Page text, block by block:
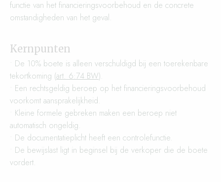
functie van het financieringsvoorbehoud en de concrete
omstandigheden van het geval.
Kernpunten
• De 10% boete is alleen verschuldigd bij een toerekenbare
tekortkoming (art. 6:74 BW).
• Een rechtsgeldig beroep op het financieringsvoorbehoud
voorkomt aansprakelijkheid.
• Kleine formele gebreken maken een beroep niet
automatisch ongeldig.
• De documentatieplicht heeft een controlefunctie.
• De bewijslast ligt in beginsel bij de verkoper die de boete
vordert.